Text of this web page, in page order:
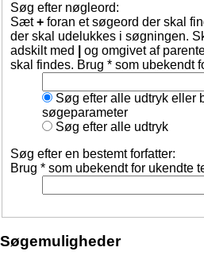
Søg efter nøgleord:
Sæt+ foran et søgeord der skal
der skal udelukkes i søgningen.
adskilt med
og omgivet af
skal findes. Brug * som ubekendt
Søg efter alle udtryk eller
søgeparameter
Søg efter alle udtryk
Søg efter en bestemt forfatter:
Brug * som ubekendt for ukendte
Søgemuligheder